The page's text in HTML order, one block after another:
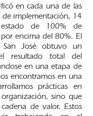
en cada una de las
de implementación, 14
de 100% de
encima del 80%. El
San José obtuvo un
resultado total del
en una etapa de
encontramos en una
prácticas en
sino que
de valor. Estos